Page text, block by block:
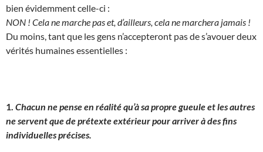
bien évidemment celle-ci :
NON ! Cela ne marche pas et, d’ailleurs, cela ne marchera jamais !
Du moins, tant que les gens n’accepteront pas de s’avouer deux
vérités humaines essentielles :
1. Chacun ne pense en réalité qu’à sa propre gueule et les autres
ne servent que de prétexte extérieur pour arriver à des fins
individuelles précises.